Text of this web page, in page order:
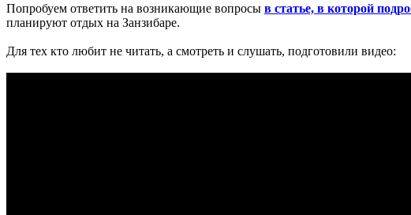
Попробуем ответить на возникающие вопросы в статье, в которой
планируют отдых на Занзибаре.
Для тех кто любит не читать, а смотреть и слушать, подготовили видео: